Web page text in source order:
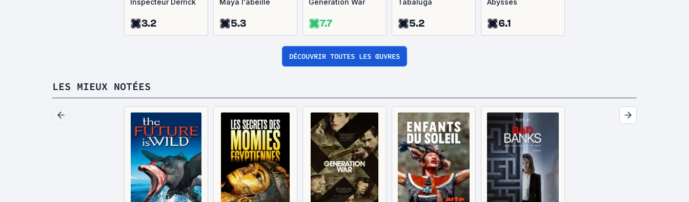
Inspecteur Derrick
3.2
Maya l'abeille
5.3
Generation War
7.7
Tabaluga
5.2
Abysses
6.1
DÉCOUVRIR TOUTES LES ŒUVRES
LES MIEUX NOTÉES